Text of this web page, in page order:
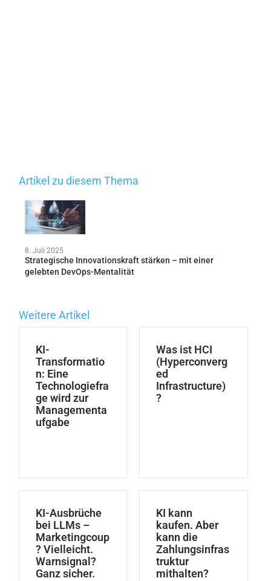
Artikel zu diesem Thema
8. Juli 2025
Strategische Innovationskraft stärken – mit einer
gelebten DevOps-Mentalität
Weitere Artikel
KI-
Transformatio
n: Eine
Technologiefra
ge wird zur
Managementa
ufgabe
Was ist HCI
(Hyperconverg
ed
Infrastructure)
?
KI-Ausbrüche
bei LLMs –
Marketingcoup
? Vielleicht.
Warnsignal?
Ganz sicher.
KI kann
kaufen. Aber
kann die
Zahlungsinfras
truktur
mithalten?